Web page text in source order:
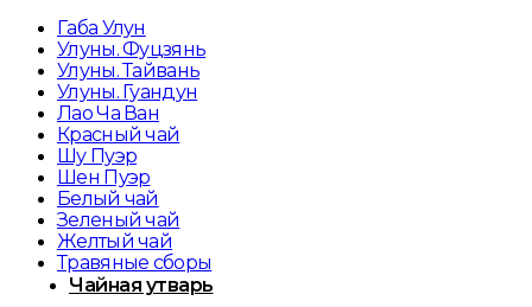
Габа Улун
Улуны. Фуцзянь
Улуны. Тайвань
Улуны. Гуандун
Лао Ча Ван
Красный чай
Шу Пуэр
Шен Пуэр
Белый чай
Зеленый чай
Желтый чай
Травяные сборы
Чайная утварь